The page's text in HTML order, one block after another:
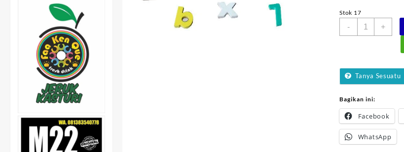
Stok 17
-
Kuantitas
Angka
Cat
+
Tanya Sesuatu
Bagikan ini:
Facebook
WhatsApp